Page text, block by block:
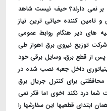
نمی دارند؟ حیف نیست شاهد
تامین کننده حیاتی ترین نیاز
های دیر هنگام روابط عمومی
توزیع نیروی برق اهواز طی
پس از قطع برق، وسایل برقی خود
داخل جعبه نصب شده در
محافظتی برای کنترل جریال برق
درد نکند اخوی اما فکر نمی
ابتدای قطعیها این سفارشها را